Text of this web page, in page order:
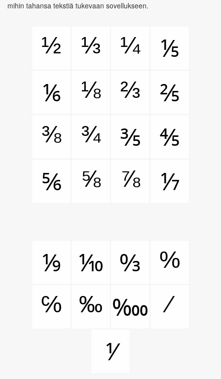
mihin tahansa tekstiä tukevaan sovellukseen.
½ ⅓ ¼
⅕
⅙
⅛ ⅔
⅖
⅜
¾ ⅗
⅘
⅚
⅝ ⅞ ⅐
⅑ ⅒ ↉
%
℅
‰ ‱
⁄
⅟